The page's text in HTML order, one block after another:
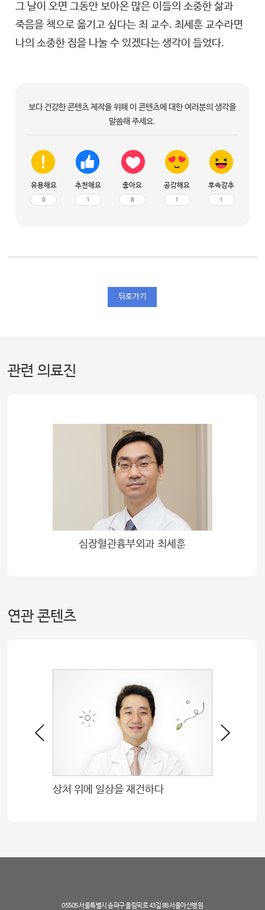
그 날이 오면 그동안 보아온 많은 이들의 소중한 삶과
죽음을 책으로 옮기고 싶다는 최 교수. 최세훈 교수라면
나의 소중한 짐을 나눌 수 있겠다는 생각이 들었다.
보다 건강한 콘텐츠 제작을 위해 이 콘텐츠에 대한 여러분의 생각을
말씀해 주세요.
유용해요
0
추천해요
1
좋아요
8
공감해요
1
후속강추
1
뒤로가기
관련 의료진
심장혈관흉부외과 최세훈
연관 콘텐츠
상처 위에 일상을 재건하다
05505 서울특별시 송파구 올림픽로 43길 88 서울아산병원